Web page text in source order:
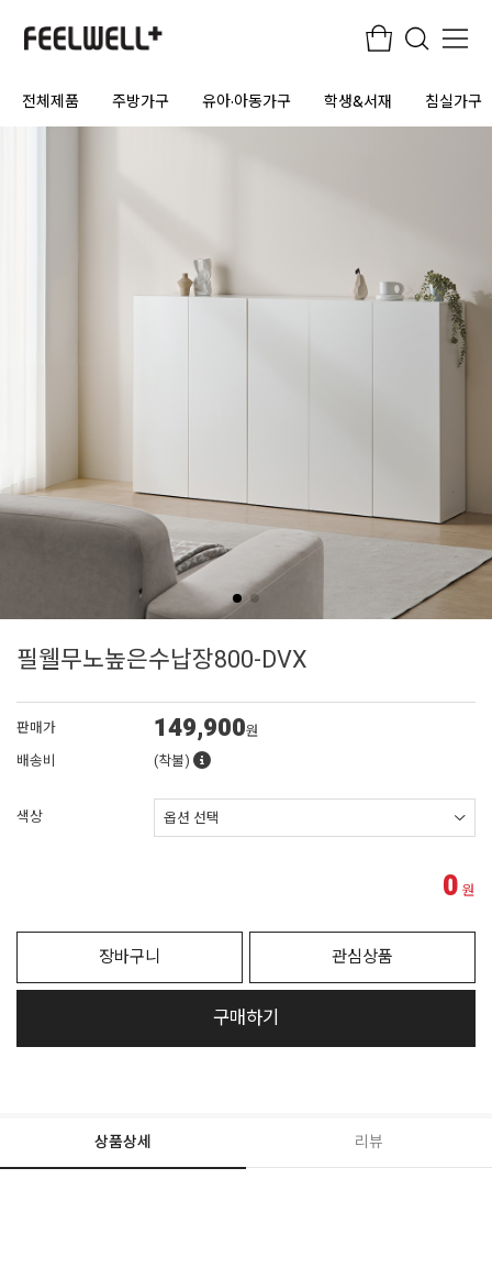
전체제품 주방가구 유아·아동가구 학생&서재 침실가구
필웰무노높은수납장800-DVX
판매가 149,900원
배송비
(착불)
색상
0 원
장바구니 관심상품
구매하기
상품상세 리뷰